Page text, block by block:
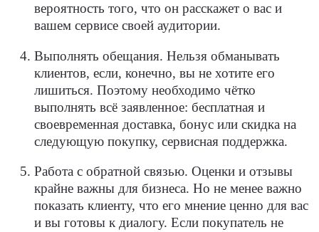
вероятность того, что он расскажет о вас и
вашем сервисе своей аудитории.
Выполнять обещания. Нельзя обманывать
клиентов, если, конечно, вы не хотите его
лишиться. Поэтому необходимо чётко
выполнять всё заявленное: бесплатная и
своевременная доставка, бонус или скидка на
следующую покупку, сервисная поддержка.
Работа с обратной связью. Оценки и отзывы
крайне важны для бизнеса. Но не менее важно
показать клиенту, что его мнение ценно для вас
и вы готовы к диалогу. Если покупатель не